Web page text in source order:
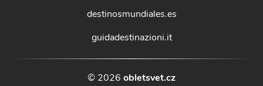
destinosmundiales.es
guidadestinazioni.it
© 2026 obletsvet.cz